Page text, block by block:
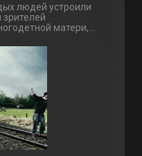
людей устроили
матери,...